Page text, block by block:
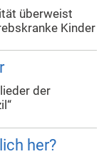
überweist
Kinder
der
her?